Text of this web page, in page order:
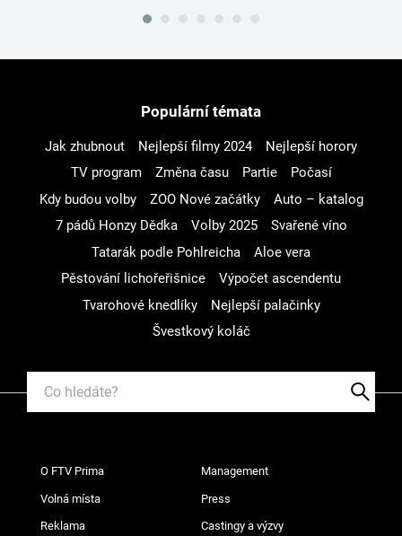
Populární témata
Jak zhubnout Nejlepší filmy 2024
Nejlepší horory
TV program
Změna času Partie
Počasí
Kdy budou volby
ZOO Nové začátky
Auto – katalog
7 pádů Honzy Dědka
Volby 2025
Svařené víno
Tatarák podle Pohlreicha
Aloe vera
Pěstování lichořeřišnice
Výpočet ascendentu
Tvarohové knedlíky
Nejlepší palačinky
Švestkový koláč
O FTV Prima Management
Volná místa Press
Reklama Castingy a výzvy